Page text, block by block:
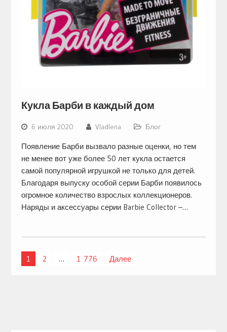
Кукла Барби в каждый дом
6 июля 2020 Vladlena Блог
Появление Барби вызвало разные оценки, но тем
не менее вот уже более 50 лет кукла остается
самой популярной игрушкой не только для детей.
Благодаря выпуску особой серии Барби появилось
огромное количество взрослых коллекционеров.
Наряды и аксессуары серии Barbie Collector –…
Навигация
1 2 … 1 776 Далее